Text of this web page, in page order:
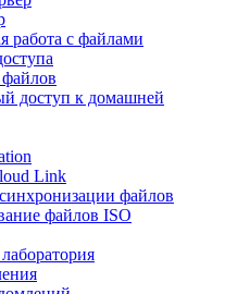
работа с файлами
доступ к домашней
Link
файлов
файлов ISO